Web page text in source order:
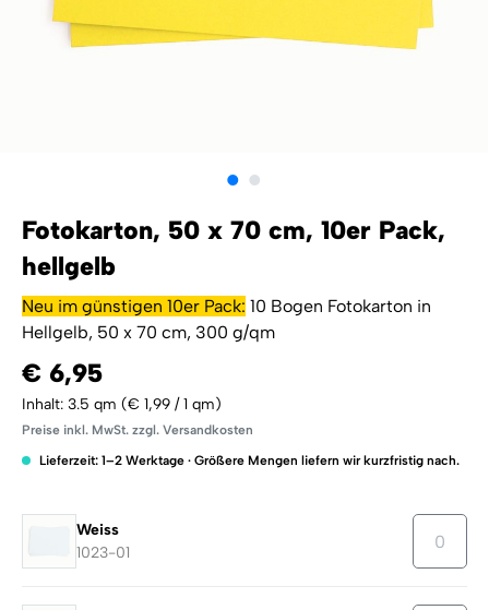
Fotokarton, 50 x 70 cm, 10er Pack,
hellgelb
Neu im günstigen 10er Pack: 10 Bogen Fotokarton in
Hellgelb, 50 x 70 cm, 300 g/qm
€ 6,95
Inhalt: 3.5 qm (€ 1,99 / 1 qm)
Preise inkl. MwSt. zzgl. Versandkosten
Lieferzeit: 1–2 Werktage · Größere Mengen liefern wir kurzfristig nach.
Weiss
1023-01